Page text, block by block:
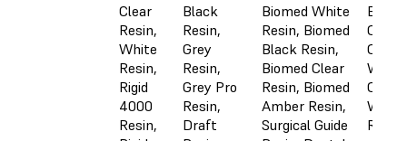
Clear
Resin,
White
Resin,
Rigid
4000
Resin,
Black
Resin,
Grey
Resin,
Grey Pro
Resin,
Draft
Biomed White
Resin, Biomed
Black Resin,
Biomed Clear
Resin, Biomed
Amber Resin,
Surgical Guide
ESD
Color
Wax
Wax
Resin